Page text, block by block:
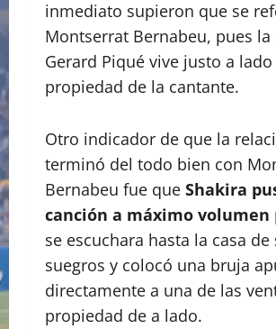
inmediato supieron que se
Montserrat Bernabeu, pues
Gerard Piqué vive justo a
propiedad de la cantante.
Otro indicador de que la
terminó del todo bien con
Bernabeu fue que Shakira
canción a máximo volumen
se escuchara hasta la casa de
suegros y colocó una bruja
directamente a una de las
propiedad de a lado.